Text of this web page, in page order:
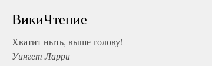
ВикиЧтение
Хватит ныть, выше голову!
Уингет Ларри